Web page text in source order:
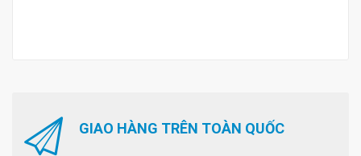
GIAO HÀNG TRÊN TOÀN QUỐC